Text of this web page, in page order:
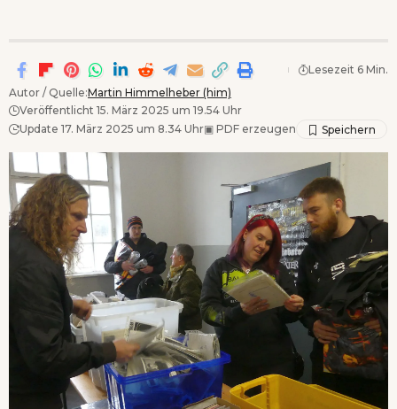
Autor / Quelle:Martin Himmelheber (him)
Veröffentlicht 15. März 2025 um 19.54 Uhr
Update 17. März 2025 um 8.34 Uhr▣ PDF erzeugen
Lesezeit 6 Min.